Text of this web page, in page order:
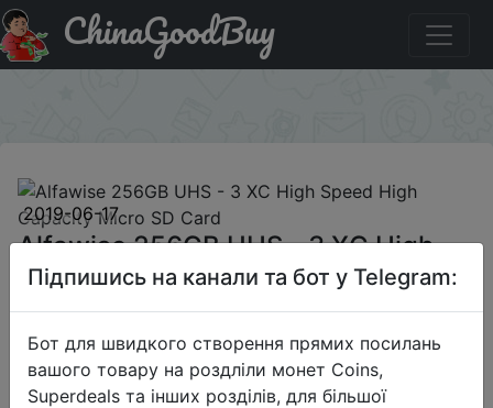
Код на знижку C3ODDGS6Z4 Alfawise 256GB UHS - 3
XC High Speed High Capacity Micro SD Card
ChinaGoodBuy
2019-06-17
Alfawise 256GB UHS - 3 XC High
Speed High Capacity Micro SD Card
$30.99
Підпишись на канали та бот у Telegram:
Бот для швидкого створення прямих посилань
вашого товару на роздліли монет Coins,
Superdeals та інших розділів, для більшої